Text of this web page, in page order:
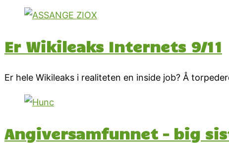
Er Wikileaks Internets 9/11
Er hele Wikileaks i realiteten en inside job? Å
Angiversamfunnet – big